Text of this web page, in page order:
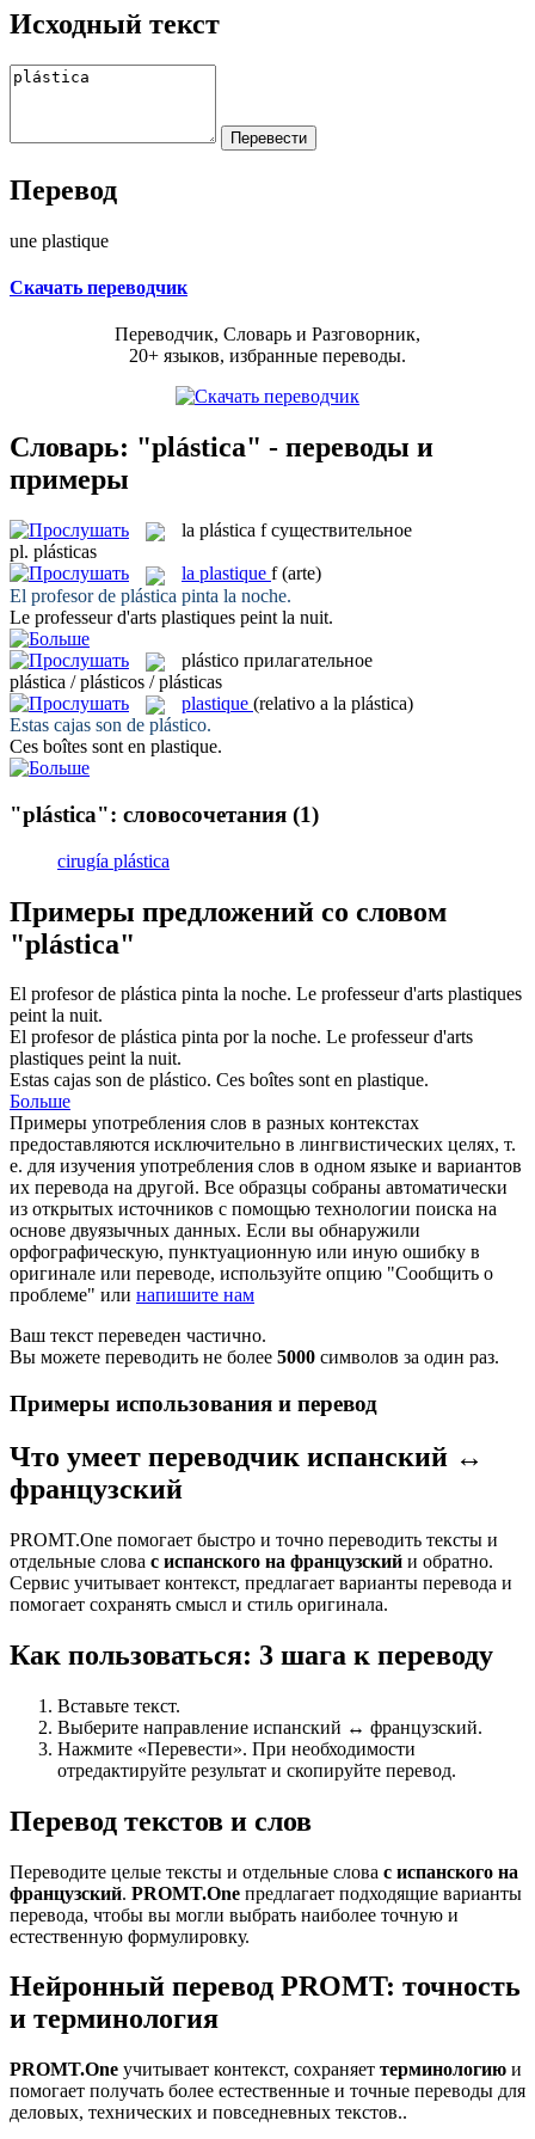
Исходный текст
Перевод
une plastique
Скачать переводчик
Переводчик, Словарь и Разговорник,
20+ языков, избранные переводы.
Словарь: "plástica" - переводы и
примеры
la plástica f существительное
pl. plásticas
la plastique f (arte)
El profesor de plástica pinta la noche.
Le professeur d'arts plastiques peint la nuit.
plástico прилагательное
plástica / plásticos / plásticas
plastique (relativo a la plástica)
Estas cajas son de plástico.
Ces boîtes sont en plastique.
"plástica": словосочетания (1)
cirugía plástica
Примеры предложений со словом
"plástica"
El profesor de plástica pinta la noche. Le professeur d'arts plastiques
peint la nuit.
El profesor de plástica pinta por la noche. Le professeur d'arts
plastiques peint la nuit.
Estas cajas son de plástico. Ces boîtes sont en plastique.
Больше
Примеры употребления слов в разных контекстах
предоставляются исключительно в лингвистических целях, т.
е. для изучения употребления слов в одном языке и вариантов
их перевода на другой. Все образцы собраны автоматически
из открытых источников с помощью технологии поиска на
основе двуязычных данных. Если вы обнаружили
орфографическую, пунктуационную или иную ошибку в
оригинале или переводе, используйте опцию "Сообщить о
проблеме" или напишите нам
Ваш текст переведен частично.
Вы можете переводить не более 5000 символов за один раз.
Примеры использования и перевод
Что умеет переводчик испанский ↔
французский
PROMT.One помогает быстро и точно переводить тексты и
отдельные слова с испанского на французский и обратно.
Сервис учитывает контекст, предлагает варианты перевода и
помогает сохранять смысл и стиль оригинала.
Как пользоваться: 3 шага к переводу
Вставьте текст.
Выберите направление испанский ↔ французский.
Нажмите «Перевести». При необходимости
отредактируйте результат и скопируйте перевод.
Перевод текстов и слов
Переводите целые тексты и отдельные слова с испанского на
французский. PROMT.One предлагает подходящие варианты
перевода, чтобы вы могли выбрать наиболее точную и
естественную формулировку.
Нейронный перевод PROMT: точность
и терминология
PROMT.One учитывает контекст, сохраняет терминологию и
помогает получать более естественные и точные переводы для
деловых, технических и повседневных текстов..